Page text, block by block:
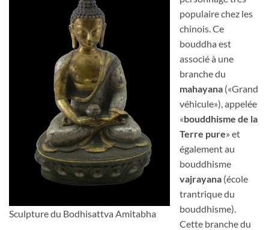
Sculpture du Bodhisattva Amitabha
populaire chez les
chinois. Ce
bouddha est
associé à une
branche du
mahayana («Grand
véhicule»), appelée
«bouddhisme de la
Terre pure» et
également au
bouddhisme
vajrayana (école
trantrique du
bouddhisme).
Cette branche du